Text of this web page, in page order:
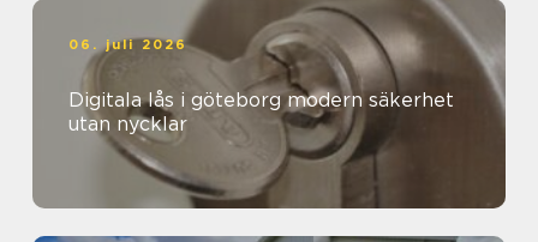
06. juli 2026
Digitala lås i göteborg modern säkerhet
utan nycklar